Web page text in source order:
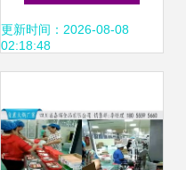
费新趋势
更新时间：2026-08-08
02:18:48